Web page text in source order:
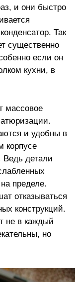
и они быстро
Так
существенно
если он
кухни, в
массовое
и удобны в
корпусе
Ведь детали
пределе.
отказываться
конструкций.
не в каждый
но